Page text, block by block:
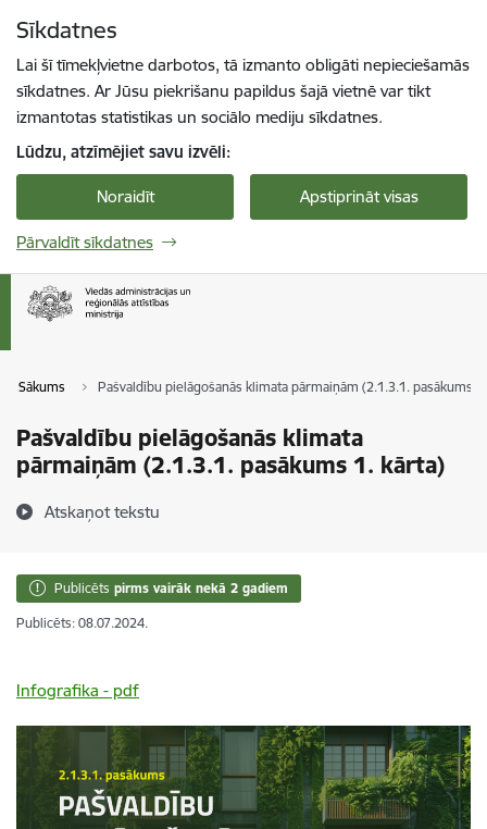
Sīkdatnes
Lai šī tīmekļvietne darbotos, tā izmanto obligāti nepieciešamās
sīkdatnes. Ar Jūsu piekrišanu papildus šajā vietnē var tikt
izmantotas statistikas un sociālo mediju sīkdatnes.
Lūdzu, atzīmējiet savu izvēli:
Noraidīt Apstiprināt visas
Pārvaldīt sīkdatnes
Sākums Pašvaldību pielāgošanās klimata pārmaiņām (2.1.3.1. pasākums
Pašvaldību pielāgošanās klimata
pārmaiņām (2.1.3.1. pasākums 1. kārta)
Atskaņot tekstu
Publicēts pirms vairāk nekā 2 gadiem
Publicēts: 08.07.2024.
Infografika - pdf